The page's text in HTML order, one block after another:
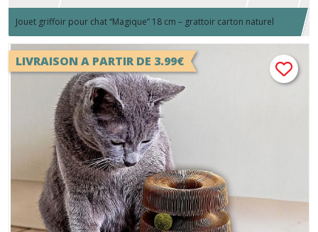
Jouet griffoir pour chat “Magique” 18 cm – grattoir carton naturel
avec herbe à chat
LIVRAISON A PARTIR DE 3.99€